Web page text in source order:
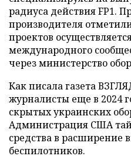
радиуса действия FP1.
производителя
проектов
международного
через министерство
Как писала газета
журналисты еще в 2024
скрытых украинских
Администрация США
средства в расширение
беспилотников.